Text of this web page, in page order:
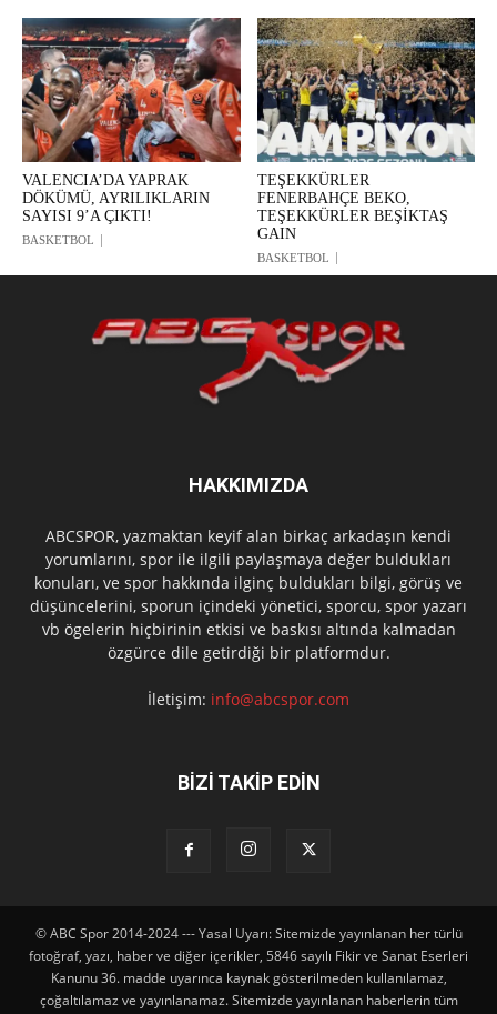
VALENCIA’DA YAPRAK
DÖKÜMÜ, AYRILIKLARIN
SAYISI 9’A ÇIKTI!
BASKETBOL
TEŞEKKÜRLER
FENERBAHÇE BEKO,
TEŞEKKÜRLER BEŞİKTAŞ
GAIN
BASKETBOL
HAKKIMIZDA
ABCSPOR, yazmaktan keyif alan birkaç arkadaşın kendi
yorumlarını, spor ile ilgili paylaşmaya değer buldukları
konuları, ve spor hakkında ilginç buldukları bilgi, görüş ve
düşüncelerini, sporun içindeki yönetici, sporcu, spor yazarı
vb ögelerin hiçbirinin etkisi ve baskısı altında kalmadan
özgürce dile getirdiği bir platformdur.
İletişim: info@abcspor.com
BİZİ TAKİP EDİN
© ABC Spor 2014-2024 --- Yasal Uyarı: Sitemizde yayınlanan her türlü
fotoğraf, yazı, haber ve diğer içerikler, 5846 sayılı Fikir ve Sanat Eserleri
Kanunu 36. madde uyarınca kaynak gösterilmeden kullanılamaz,
çoğaltılamaz ve yayınlanamaz. Sitemizde yayınlanan haberlerin tüm